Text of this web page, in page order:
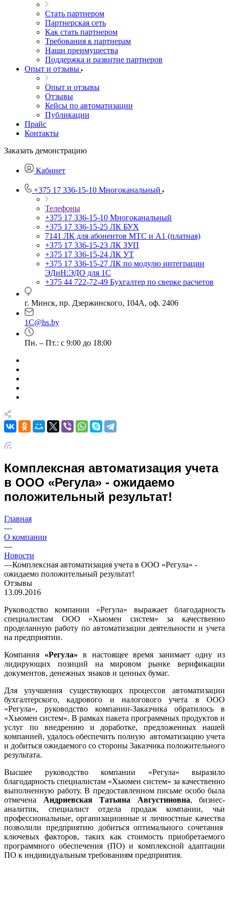
Стать партнером
Партнерская сеть
Как стать партнером
Требования к партнерам
Наши преимущества
Поддержка и развитие партнеров
Опыт и отзывы
Опыт и отзывы
Отзывы
Кейсы по автоматизации
Публикации
Прайс
Контакты
Заказать демонстрацию
Кабинет
+375 17 336-15-10 Многоканальный
Телефоны
+375 17 336-15-10 Многоканальный
+375 17 336-15-25 ЛК БУХ
7141 ЛК для абонентов МТС и А1 (платная)
+375 17 336-15-23 ЛК ЗУП
+375 17 336-15-24 ЛК УТ
+375 17 336-15-27 ЛК по модулю интеграции
ЭДиН:ЭДО для 1С
+375 44 722-72-49 Бухгалтер по сверке расчетов
г. Минск, пр. Дзержинского, 104А, оф. 2406
1C@hs.by
Пн. – Пт.: с 9:00 до 18:00
Комплексная автоматизация учета
в ООО «Регула» - ожидаемо
положительный результат!
Главная
—
О компании
—
Новости
—Комплексная автоматизация учета в ООО «Регула» -
ожидаемо положительный результат!
Отзывы
13.09.2016
Руководство компании «Регула» выражает благодарность
специалистам ООО «Хьюмен систем» за качественно
проделанную работу по автоматизации деятельности и учета
на предприятии.
Компания «Регула» в настоящее время занимает одну из
лидирующих позиций на мировом рынке верификации
документов, денежных знаков и ценных бумаг.
Для улучшения существующих процессов автоматизации
бухгалтерского, кадрового и налогового учета в ООО
«Регула», руководство компании-Заказчика обратилось в
«Хьюмен систем». В рамках пакета программных продуктов и
услуг по внедрению и доработке, предложенных нашей
компанией, удалось обеспечить полную автоматизацию учета
и добиться ожидаемого со стороны Заказчика положительного
результата.
Высшее руководство компании «Регула» выразило
благодарность специалистам «Хьюмен систем» за качественно
выполненную работу. В предоставленном письме особо была
отмечена Андриевская Татьяна Августиновна, бизнес-
аналитик, специалист отдела продаж компании, чьи
профессиональные, организационные и личностные качества
позволили предприятию добиться оптимального сочетания
ключевых факторов, таких как стоимость приобретаемого
программного обеспечения (ПО) и комплексной адаптации
ПО к индивидуальным требованиям предприятия.